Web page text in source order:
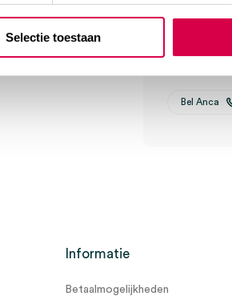
Selectie toestaan
Vind je
Of
Onze
08:30 tot
Bel Anca
Informatie
Betaalmogelijkheden